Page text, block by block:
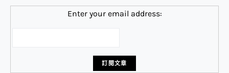
Enter your email address: